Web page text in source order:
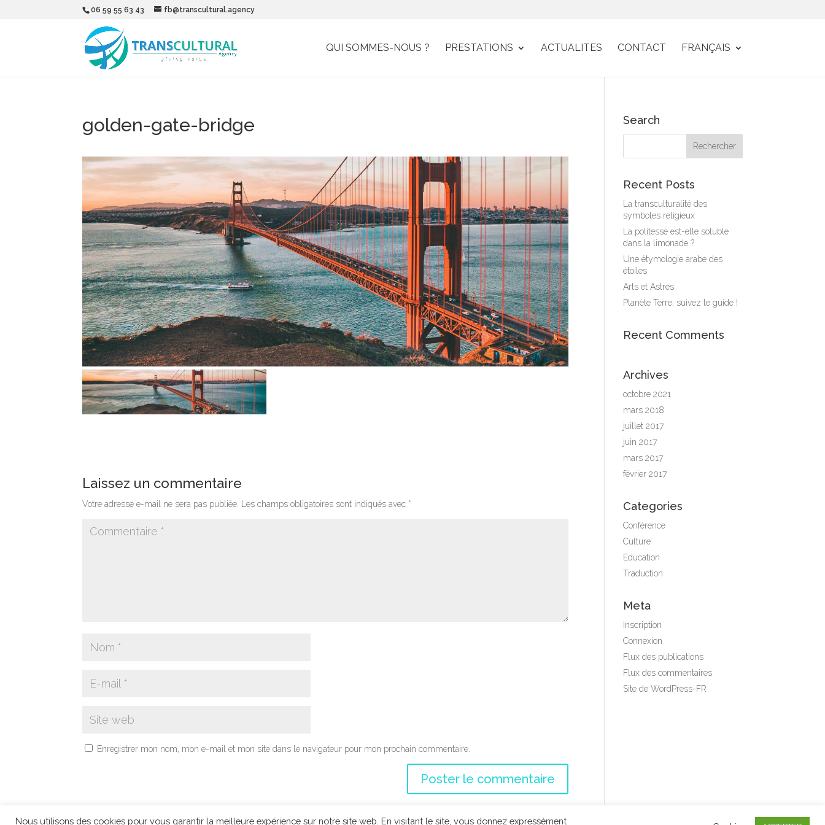
06 59 55 63 43 fb@transcultural.agency
QUI SOMMES-NOUS ? PRESTATIONS ACTUALITES CONTACT FRANÇAIS
golden-gate-bridge
Laissez un commentaire
Votre adresse e-mail ne sera pas publiée. Les champs obligatoires sont indiqués avec *
Enregistrer mon nom, mon e-mail et mon site dans le navigateur pour mon prochain commentaire.
Search
Recent Posts
La transculturalité des
symboles religieux
La politesse est-elle soluble
dans la limonade ?
Une étymologie arabe des
étoiles
Arts et Astres
Planète Terre, suivez le guide !
Recent Comments
Archives
octobre 2021
mars 2018
juillet 2017
juin 2017
mars 2017
février 2017
Categories
Conférence
Culture
Education
Traduction
Meta
Inscription
Connexion
Flux des publications
Flux des commentaires
Site de WordPress-FR
Nous utilisons des cookies pour vous garantir la meilleure expérience sur notre site web. En visitant le site, vous donnez expressément